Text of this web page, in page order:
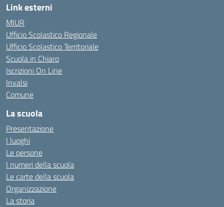
Link esterni
MIUR
Ufficio Scolastico Regionale
Ufficio Scolastico Territoriale
Scuola in Chiaro
Iscrizioni On Line
Invalsi
Comune
La scuola
Presentazione
I luoghi
Le persone
I numeri della scuola
Le carte della scuola
Organizzazione
La storia